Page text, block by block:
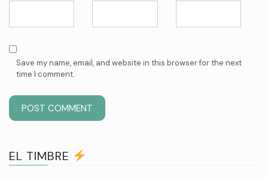
Save my name, email, and website in this browser for the next
time I comment.
EL TIMBRE